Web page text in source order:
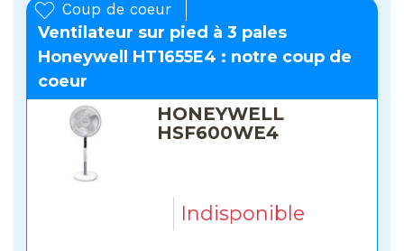
Coup de coeur
Ventilateur sur pied à 3 pales
Honeywell HT1655E4 : notre coup de
coeur
HONEYWELL
HSF600WE4
Indisponible